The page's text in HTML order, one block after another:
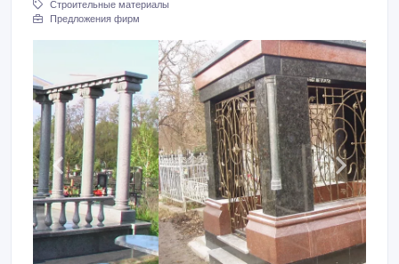
Строительные материалы
Предложения фирм